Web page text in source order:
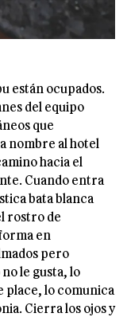
están ocupados.
del equipo
que
nombre al hotel
hacia el
Cuando entra
bata blanca
rostro de
en
pero
le gusta, lo
place, lo comunica
Cierra los ojos y